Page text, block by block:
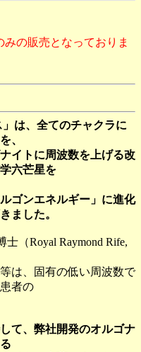
の販売となっておりま
は、全てのチャクラに
、
イトに周波数を上げる改
六芒星を
ゴンエネルギー」に進化
ました。
（Royal Raymond Rife,
は、固有の低い周波数で
者の
て、弊社開発のオルゴナ